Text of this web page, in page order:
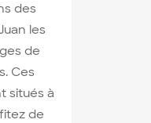
des
les
de
Ces
situés à
de